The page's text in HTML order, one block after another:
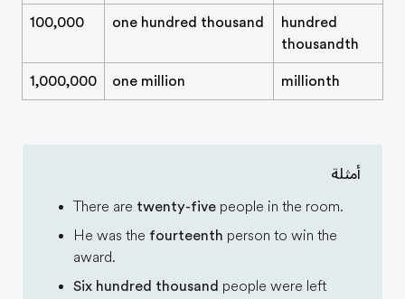
100,000 one hundred thousand
hundred
thousandth
1,000,000 one million millionth
أمثلة
There are twenty-five people in the room.
He was the fourteenth person to win the
award.
Six hundred thousand people were left